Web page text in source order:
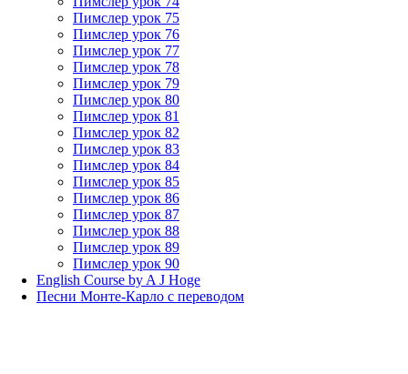
Пимслер урок 75
Пимслер урок 76
Пимслер урок 77
Пимслер урок 78
Пимслер урок 79
Пимслер урок 80
Пимслер урок 81
Пимслер урок 82
Пимслер урок 83
Пимслер урок 84
Пимслер урок 85
Пимслер урок 86
Пимслер урок 87
Пимслер урок 88
Пимслер урок 89
Пимслер урок 90
English Course by A J Hoge
Песни Монте-Карло с переводом